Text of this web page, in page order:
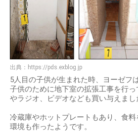
出典： https://pds.exblog.jp
5人目の子供が生まれた時、ヨーゼフ
子供のために地下室の拡張工事を行
やラジオ、ビデオなども買い与えまし
冷蔵庫やホットプレートもあり、食
環境も作ったようです。